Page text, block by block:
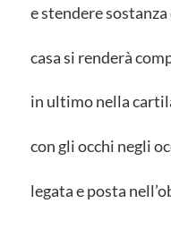
e stendere
casa si renderà
in ultimo nella
con gli occhi negli
legata e posta